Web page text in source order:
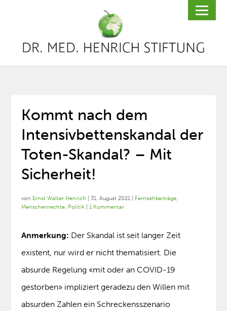
Kommt nach dem
Intensivbettenskandal der
Toten-Skandal? – Mit
Sicherheit!
von Ernst Walter Henrich |31. August 2021 Fernsehbeiträge,
Menschenrechte, Politik |1 Kommentar
Anmerkung: Der Skandal ist seit langer Zeit
existent, nur wird er nicht thematisiert. Die
absurde Regelung «mit oder an COVID-19
gestorben» impliziert geradezu den Willen mit
absurden Zahlen ein Schreckensszenario